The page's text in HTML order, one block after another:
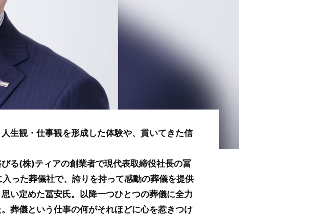
生観・仕事観を形成した体験や、貫いてきた信
る(株)ティアの創業者で現代表取締役社長の冨
った葬儀社で、誇りを持って感動の葬儀を提供
い定めた冨安氏。以降一つひとつの葬儀に全力
葬儀という仕事の何がそれほどに心を惹きつけ